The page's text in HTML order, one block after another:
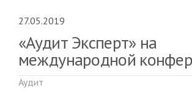
27.05.2019
«Аудит Эксперт» на
международной
Аудит